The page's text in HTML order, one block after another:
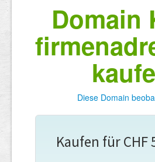
Domain
Diese Domain
Kaufen für CHF